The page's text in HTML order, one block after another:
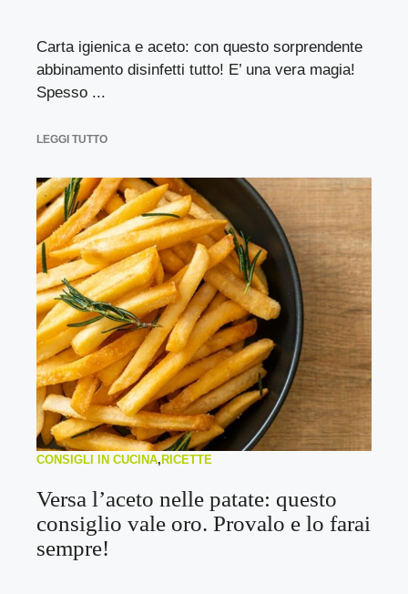
Carta igienica e aceto: con questo sorprendente
abbinamento disinfetti tutto! E’ una vera magia!
Spesso ...
LEGGI TUTTO
CONSIGLI IN CUCINA, RICETTE
Versa l’aceto nelle patate: questo
consiglio vale oro. Provalo e lo farai
sempre!